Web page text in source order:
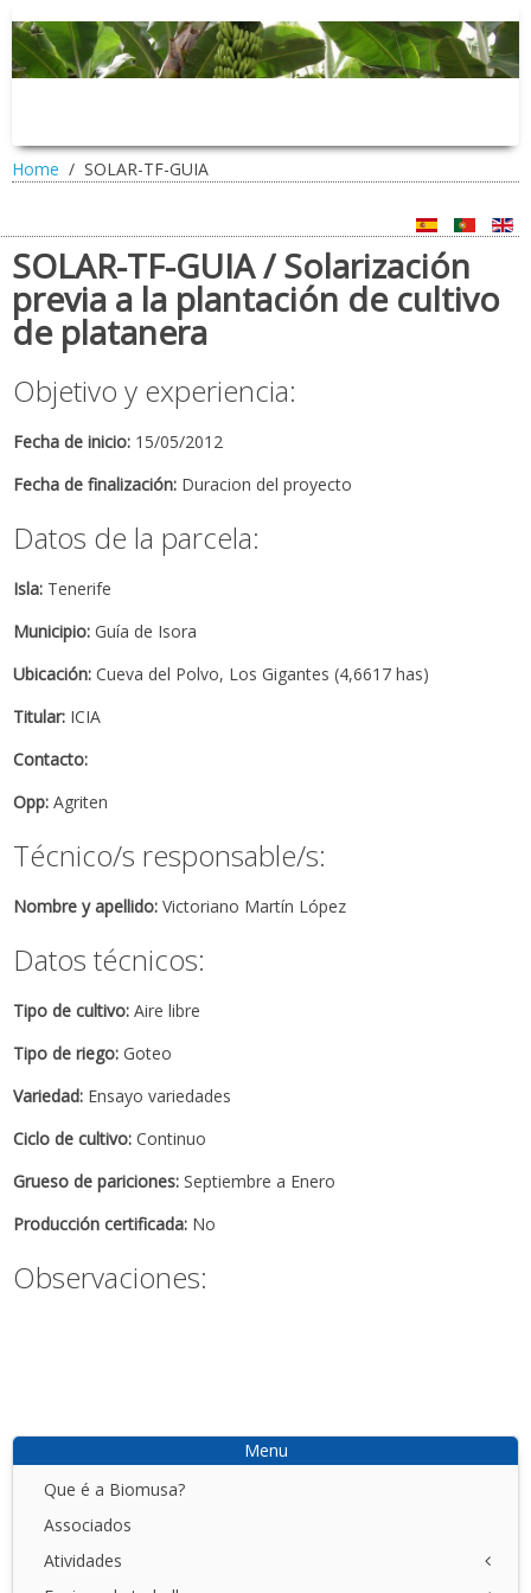
Home SOLAR-TF-GUIA
SOLAR-TF-GUIA / Solarización
previa a la plantación de cultivo
de platanera
Objetivo y experiencia:
Fecha de inicio: 15/05/2012
Fecha de finalización: Duracion del proyecto
Datos de la parcela:
Isla: Tenerife
Municipio: Guía de Isora
Ubicación: Cueva del Polvo, Los Gigantes (4,6617 has)
Titular: ICIA
Contacto:
Opp: Agriten
Técnico/s responsable/s:
Nombre y apellido: Victoriano Martín López
Datos técnicos:
Tipo de cultivo: Aire libre
Tipo de riego: Goteo
Variedad: Ensayo variedades
Ciclo de cultivo: Continuo
Grueso de pariciones: Septiembre a Enero
Producción certificada: No
Observaciones:
Menu
Que é a Biomusa?
Associados
Atividades